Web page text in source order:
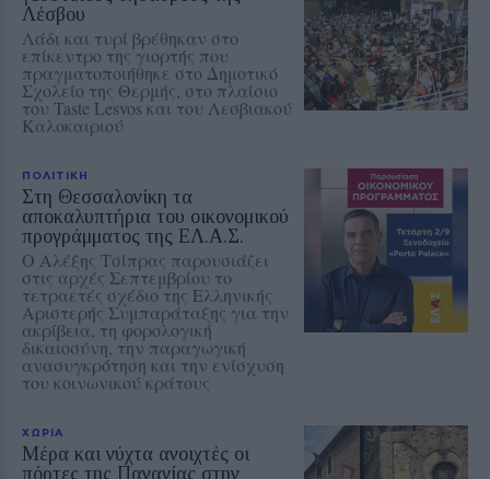
Λέσβου
Λάδι και τυρί βρέθηκαν στο
επίκεντρο της γιορτής που
πραγματοποιήθηκε στο Δημοτικό
Σχολείο της Θερμής, στο πλαίσιο
του Taste Lesvos και του Λεσβιακού
Καλοκαιριού
ΠΟΛΙΤΙΚΗ
Στη Θεσσαλονίκη τα
αποκαλυπτήρια του οικονομικού
προγράμματος της ΕΛ.Α.Σ.
Ο Αλέξης Τσίπρας παρουσιάζει
στις αρχές Σεπτεμβρίου το
τετραετές σχέδιο της Ελληνικής
Αριστερής Συμπαράταξης για την
ακρίβεια, τη φορολογική
δικαιοσύνη, την παραγωγική
ανασυγκρότηση και την ενίσχυση
του κοινωνικού κράτους
ΧΩΡΙΑ
Μέρα και νύχτα ανοιχτές οι
πόρτες της Παναγίας στην